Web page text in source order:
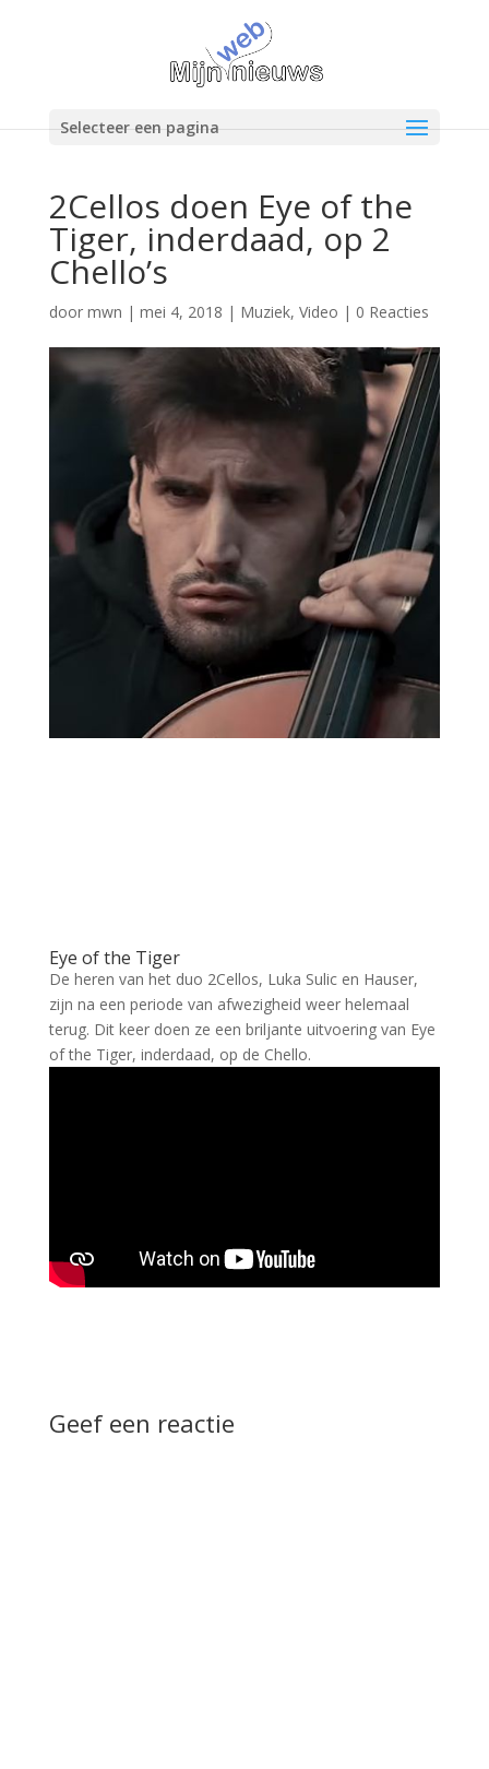
Selecteer een pagina
2Cellos doen Eye of the
Tiger, inderdaad, op 2
Chello’s
door mwn | mei 4, 2018 | Muziek, Video | 0 Reacties
Eye of the Tiger
De heren van het duo 2Cellos, Luka Sulic en Hauser,
zijn na een periode van afwezigheid weer helemaal
terug. Dit keer doen ze een briljante uitvoering van Eye
of the Tiger, inderdaad, op de Chello.
Geef een reactie